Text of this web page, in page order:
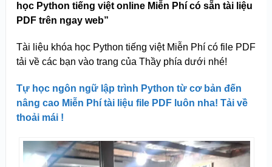
học Python tiếng việt online Miễn Phí có sẵn tài liệu
PDF trên ngay web”
Tài liệu khóa học Python tiếng việt Miễn Phí có file PDF
tải về các bạn vào trang của Thầy phía dưới nhé!
Tự học ngôn ngữ lập trình Python từ cơ bản đến
nâng cao Miễn Phí tài liệu file PDF luôn nha! Tải về
thoải mái !